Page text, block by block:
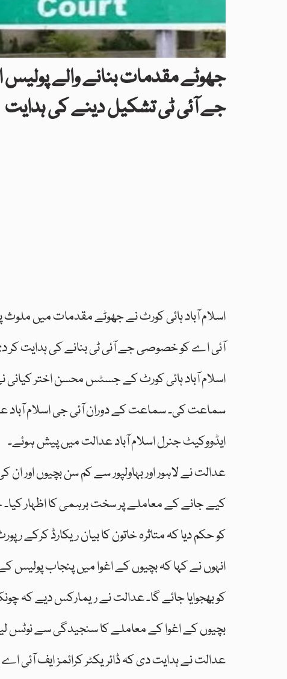
جھوٹے مقدمات بنانے والے
جے آئی ٹی تشکیل دینے کی ہدایت
اسلام آباد ہائی کورٹ نے جھوٹے مقدمات میں
آئی اے کو خصوصی جے آئی ٹی بنانے کی ہدایت کر
اسلام آباد ہائی کورٹ کے جسٹس محسن اختر
سماعت کی۔ سماعت کے دوران آئی جی اسلام آباد
ایڈووکیٹ جنرل اسلام آباد عدالت میں پیش ہوئے۔
عدالت نے لاہور اور بہاولپور سے کم سن بچیوں
کیے جانے کے معاملے پر سخت برہمی کا اظہار
کو حکم دیا کہ متاثرہ خاتون کا بیان ریکارڈ کرکے
انہوں نے کہا کہ بچیوں کے اغوا میں پنجاب پولیس
کو بھجوایا جائے گا۔ عدالت نے ریمارکس دیے کہ
بچیوں کے اغوا کے معاملے کا سنجیدگی سے نوٹس
عدالت نے ہدایت دی کہ ڈائریکٹر کرائمز ایف آئی